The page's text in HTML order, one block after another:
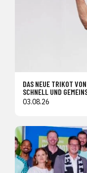
DAS NEUE TRIKOT
SCHNELL UND
03.08.26